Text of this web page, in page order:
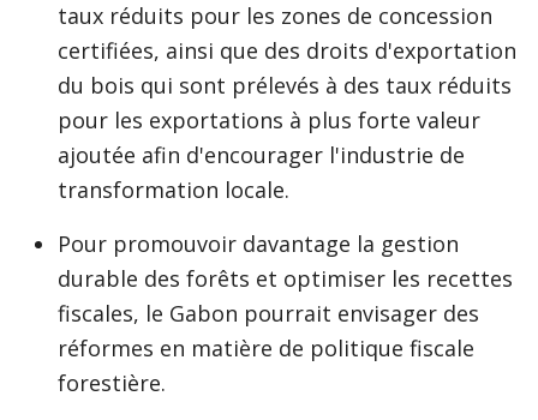
taux réduits pour les zones de concession
certifiées, ainsi que des droits d'exportation
du bois qui sont prélevés à des taux réduits
pour les exportations à plus forte valeur
ajoutée afin d'encourager l'industrie de
transformation locale.
Pour promouvoir davantage la gestion
durable des forêts et optimiser les recettes
fiscales, le Gabon pourrait envisager des
réformes en matière de politique fiscale
forestière.